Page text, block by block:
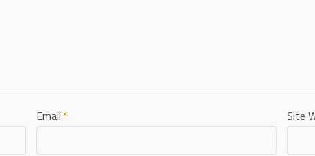
Email * Site